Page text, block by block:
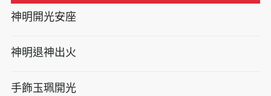
神明開光安座
神明退神出火
手飾玉珮開光